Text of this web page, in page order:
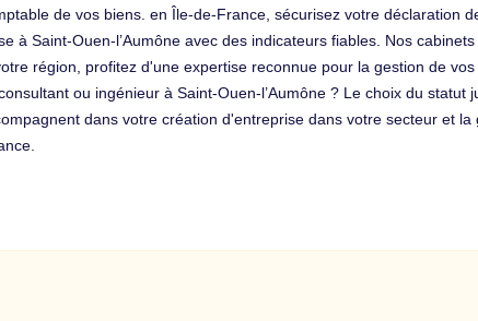
de vos biens. en Île-de-France, sécurisez votre déclaration
à Saint-Ouen-l’Aumône avec des indicateurs fiables. Nos
région, profitez d'une expertise reconnue pour la gestion de
ou ingénieur à Saint-Ouen-l’Aumône ? Le choix du
dans votre création d'entreprise dans votre secteur et